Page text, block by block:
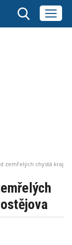
zemřelých chystá kraj